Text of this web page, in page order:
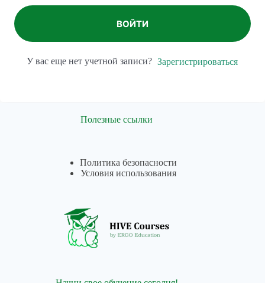
ВОЙТИ
У вас еще нет учетной записи? Зарегистрироваться
Полезные ссылки
Политика безопасности
Условия использования